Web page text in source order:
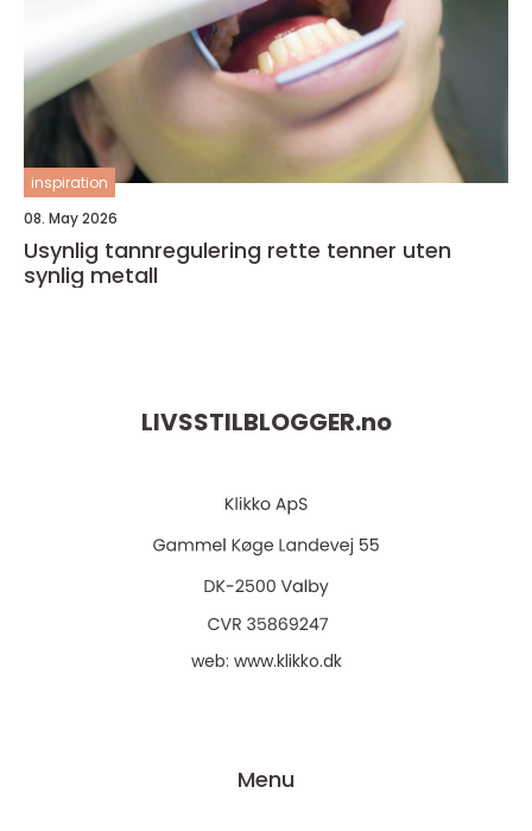
inspiration
08. May 2026
Usynlig tannregulering rette tenner uten
synlig metall
LIVSSTILBLOGGER.no
web: www.klikko.dk
Menu